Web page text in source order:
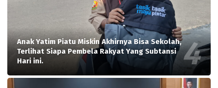
Anak Yatim Piatu Miskin Akhirnya Bisa Sekolah,
Terlihat Siapa Pembela Rakyat Yang Subtansi
Hari ini.